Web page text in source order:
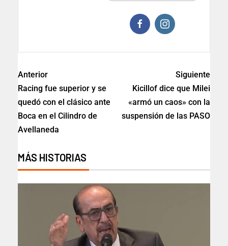
Anterior
Racing fue superior y se
quedó con el clásico ante
Boca en el Cilindro de
Avellaneda
Siguiente
Kicillof dice que Milei
«armó un caos» con la
suspensión de las PASO
MÁS HISTORIAS